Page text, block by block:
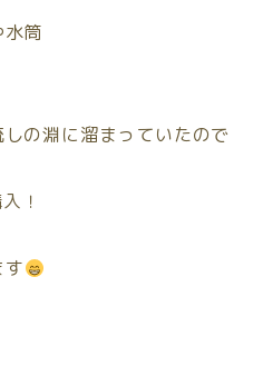
筒
の淵に溜まっていたので
！